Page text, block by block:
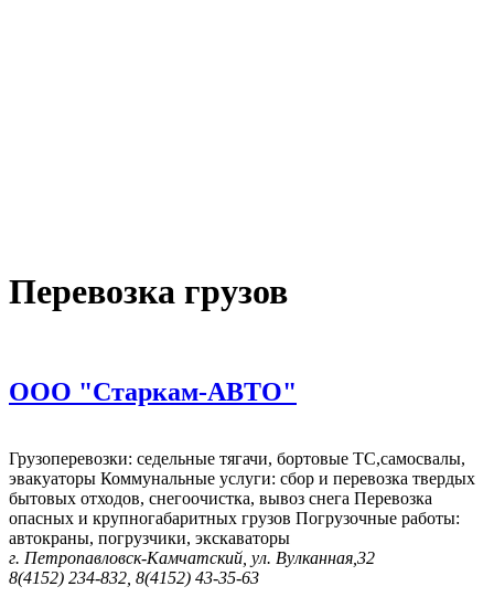
Перевозка грузов
ООО "Старкам-АВТО"
Грузоперевозки: седельные тягачи, бортовые ТС,самосвалы,
эвакуаторы Коммунальные услуги: сбор и перевозка твердых
бытовых отходов, снегоочистка, вывоз снега Перевозка
опасных и крупногабаритных грузов Погрузочные работы:
автокраны, погрузчики, экскаваторы
г. Петропавловск-Камчатский, ул. Вулканная,32
8(4152) 234-832, 8(4152) 43-35-63